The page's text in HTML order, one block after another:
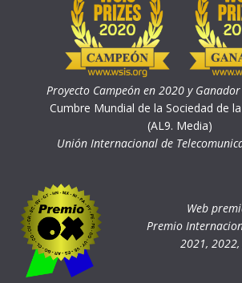
Proyecto Campeón en 2020 y
Cumbre Mundial de la Sociedad de
(AL9. Media)
Unión Internacional de
Web
Premio
2021,